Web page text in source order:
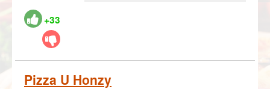
+33
Pizza U Honzy